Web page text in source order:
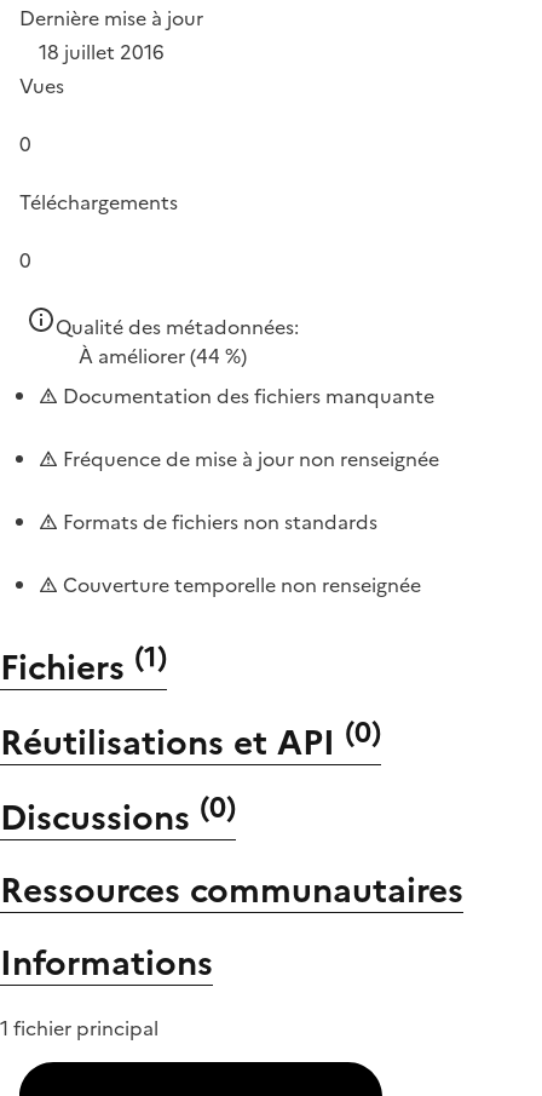
Dernière mise à jour
18 juillet 2016
Vues
0
Téléchargements
0
Qualité des métadonnées:
À améliorer(44 %)
Documentation des fichiers manquante
Fréquence de mise à jour non renseignée
Formats de fichiers non standards
Couverture temporelle non renseignée
Fichiers (1)
Réutilisations et API (0)
Discussions (0)
Ressources communautaires
Informations
1 fichier principal